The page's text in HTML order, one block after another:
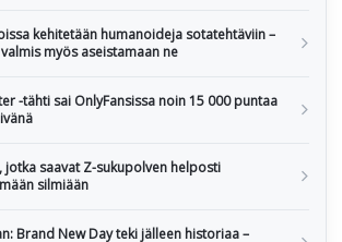
kehitetään humanoideja sotatehtäviin –
myös aseistamaan ne
-tähti sai OnlyFansissa noin 15 000 puntaa
jotka saavat Z-sukupolven helposti
silmiään
Brand New Day teki jälleen historiaa –